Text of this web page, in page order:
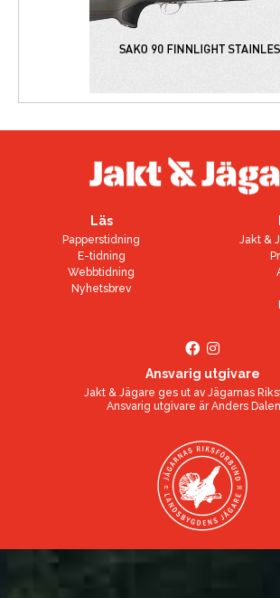
Läs
Papperstidning
E-tidning
Webbtidning
Nyhetsbrev
Jakt &
Ansvarig utgivare
Jakt & Jägare ges ut av Jägarnas
Ansvarig utgivare ärAnders